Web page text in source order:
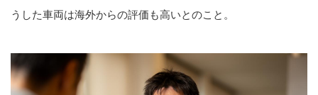
うした車両は海外からの評価も高いとのこと。